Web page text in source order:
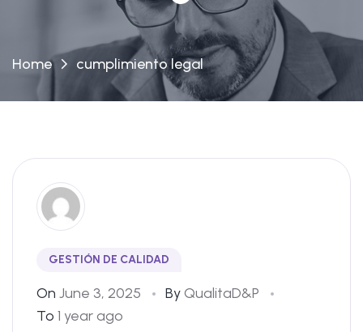
Home cumplimiento legal
GESTIÓN DE CALIDAD
On June 3, 2025 ByQualitaD&P
To 1 year ago